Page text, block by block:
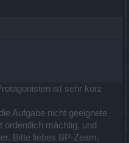
ist sehr kurz
Aufgabe nicht geeignete
ordentlich mächtig, und
Bitte liebes BP-Zeam,